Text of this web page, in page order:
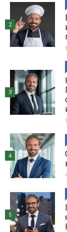
2
3
4
5